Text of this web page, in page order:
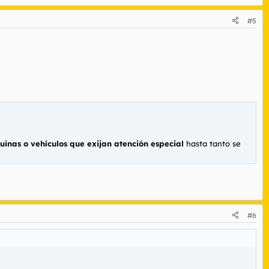
#5
o vehículos que exijan atención especial hasta tanto se
#6